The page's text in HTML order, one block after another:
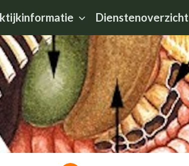
Dienstenoverzicht